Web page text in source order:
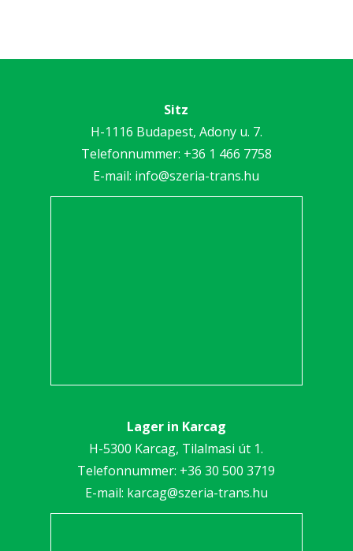
Sitz
H-1116 Budapest, Adony u. 7.
Telefonnummer: +36 1 466 7758
E-mail: info@szeria-trans.hu
Lager in Karcag
H-5300 Karcag, Tilalmasi út 1.
Telefonnummer: +36 30 500 3719
E-mail: karcag@szeria-trans.hu